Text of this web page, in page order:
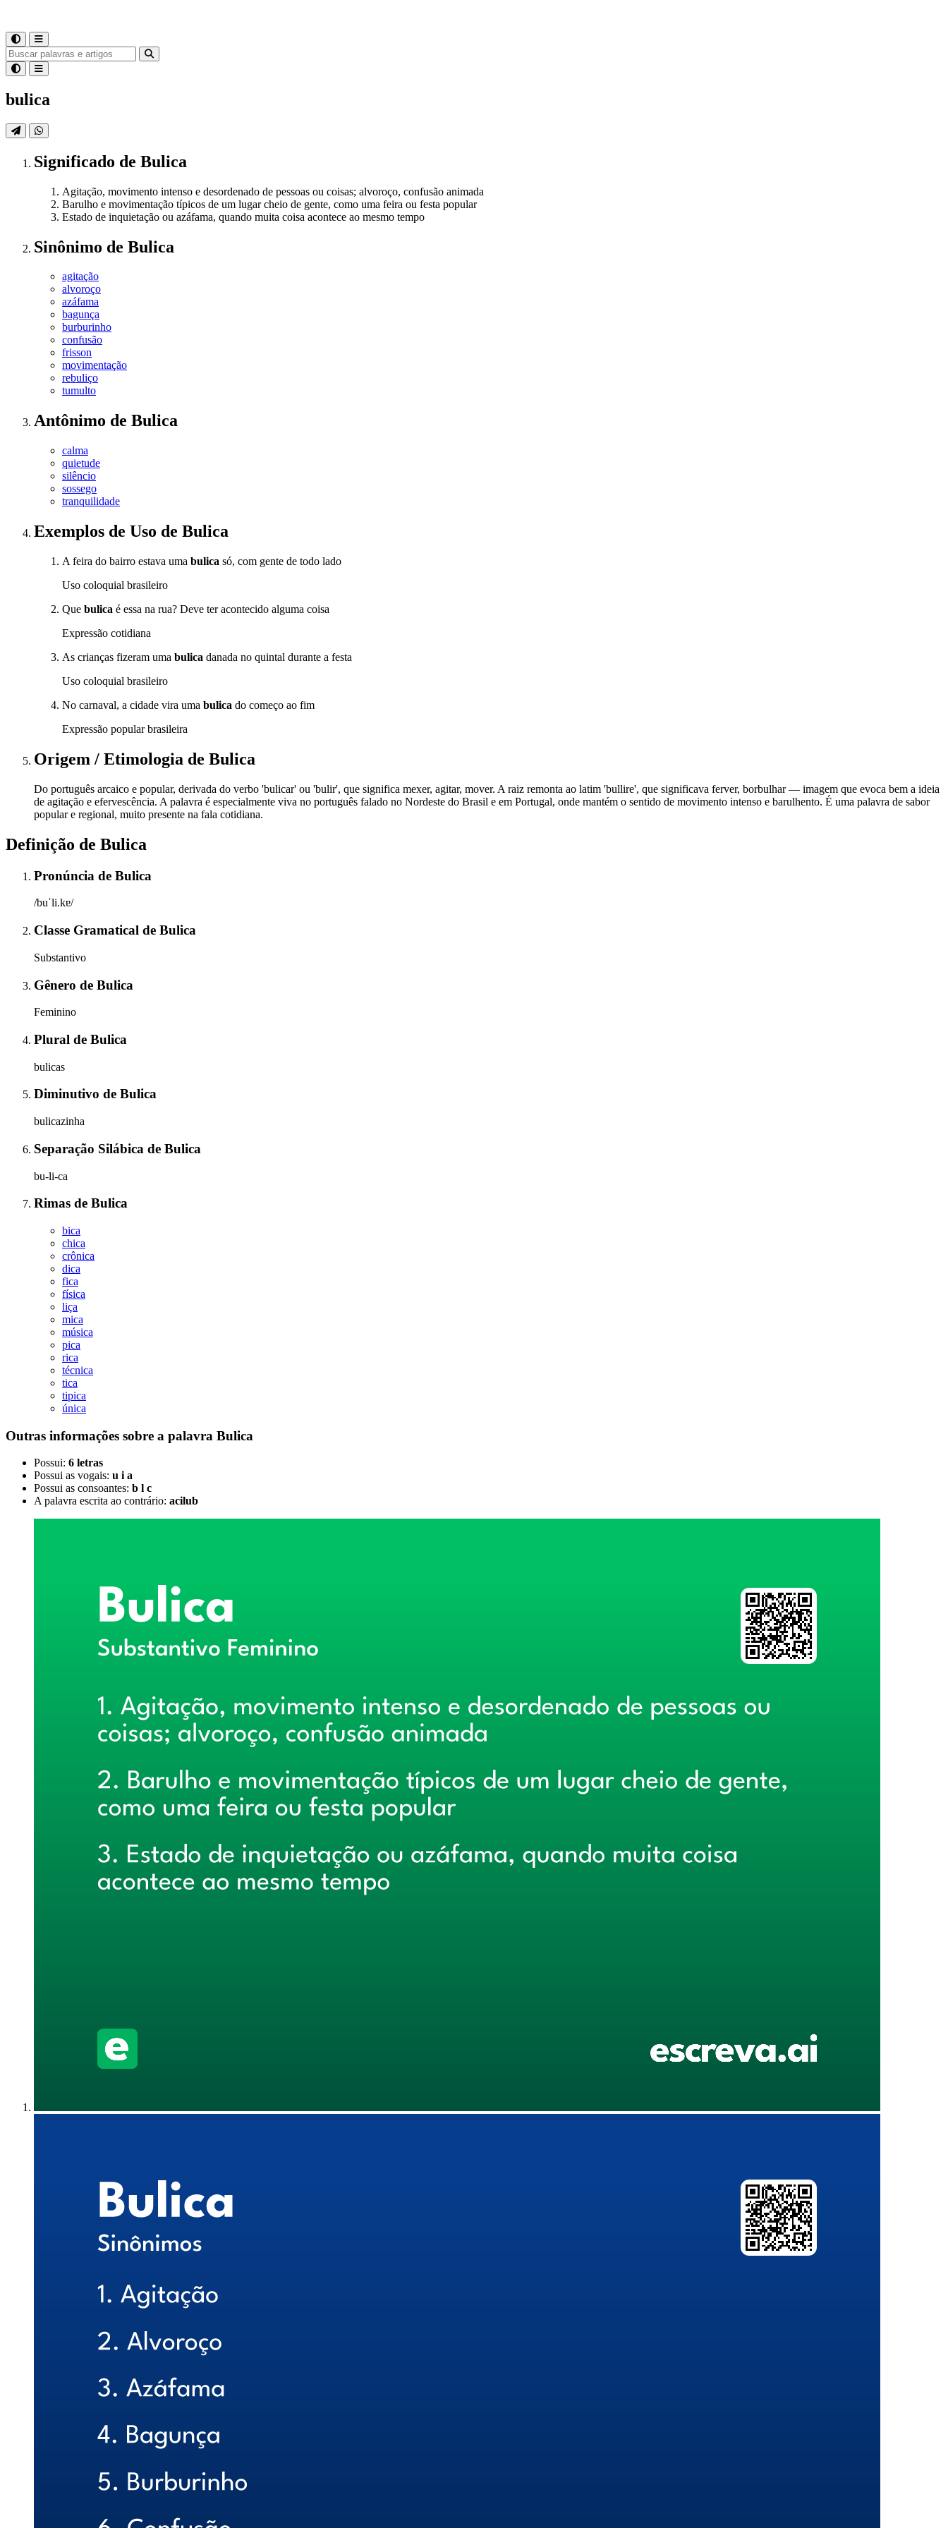
bulica
Significado de Bulica
Agitação, movimento intenso e desordenado de pessoas ou coisas; alvoroço, confusão animada
Barulho e movimentação típicos de um lugar cheio de gente, como uma feira ou festa popular
Estado de inquietação ou azáfama, quando muita coisa acontece ao mesmo tempo
Sinônimo de Bulica
agitação
alvoroço
azáfama
bagunça
burburinho
confusão
frisson
movimentação
rebuliço
tumulto
Antônimo de Bulica
calma
quietude
silêncio
sossego
tranquilidade
Exemplos de Uso de Bulica
A feira do bairro estava uma bulica só, com gente de todo lado
Uso coloquial brasileiro
Que bulica é essa na rua? Deve ter acontecido alguma coisa
Expressão cotidiana
As crianças fizeram uma bulica danada no quintal durante a festa
Uso coloquial brasileiro
No carnaval, a cidade vira uma bulica do começo ao fim
Expressão popular brasileira
Origem / Etimologia de Bulica
Do português arcaico e popular, derivada do verbo 'bulicar' ou 'bulir', que significa mexer, agitar, mover. A raiz remonta ao latim 'bullire', que significava ferver, borbulhar — imagem que evoca bem a ideia
de agitação e efervescência. A palavra é especialmente viva no português falado no Nordeste do Brasil e em Portugal, onde mantém o sentido de movimento intenso e barulhento. É uma palavra de sabor
popular e regional, muito presente na fala cotidiana.
Definição de Bulica
Pronúncia de Bulica
/buˈli.kɐ/
Classe Gramatical de Bulica
Substantivo
Gênero de Bulica
Feminino
Plural de Bulica
bulicas
Diminutivo de Bulica
bulicazinha
Separação Silábica de Bulica
bu-li-ca
Rimas de Bulica
bica
chica
crônica
dica
fica
física
liça
mica
música
pica
rica
técnica
tica
tipica
única
Outras informações sobre a palavra Bulica
Possui: 6 letras
Possui as vogais: u i a
Possui as consoantes: b l c
A palavra escrita ao contrário: acilub